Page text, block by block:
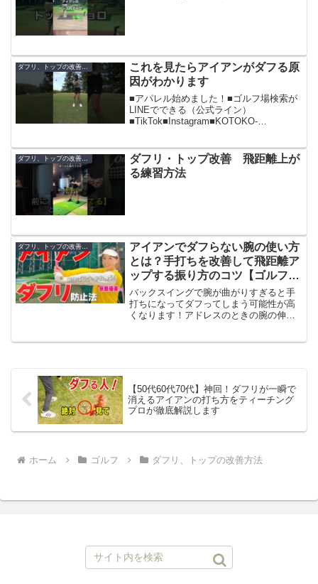
これを見たらアイアンがダフる原
因がわかります
■アパレル始めました！■ゴルフ場検索が
LINEでできる（公式ライン）
■TikTok■Instagram■KOTOKO-
golf.freaks562@gmail.com...
ダフリ・トップ改善 飛距離上が
る練習方法
アイアンでダフらない腕の使い方
とは？手打ちを改善して飛距離ア
ップする振り方のコツ【ゴルファ
ボ】【笹原優美】
バックスイングで腕が曲がりすぎると手
打ちになってダフってしまう可能性が高
くなります！アドレスのときの腕の伸ば
【50代60代70代】神回！ダフリが一瞬で
消えるアイアンの打ち方をティーチング
プロが徹底解説します
ホーム ゴルフ ダフリ、トップの改善方法